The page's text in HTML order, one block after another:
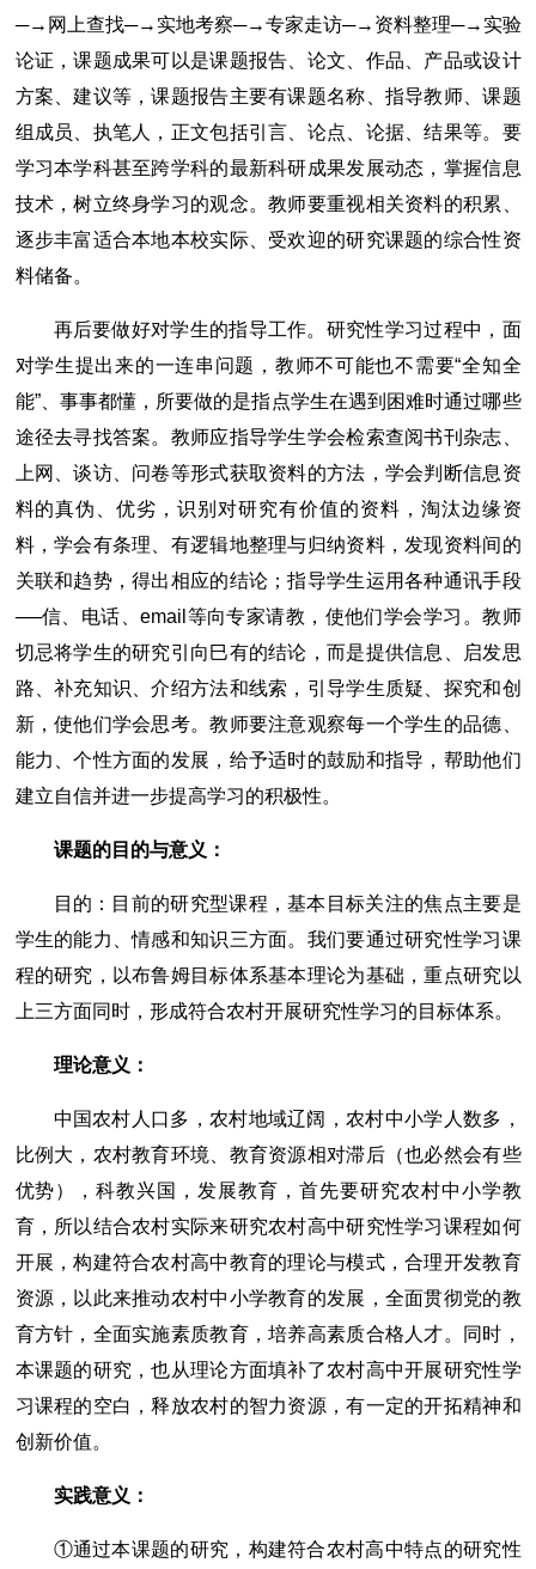
─→网上查找─→实地考察─→专家走访─→资料整理─→实验
论证，课题成果可以是课题报告、论文、作品、产品或设计
方案、建议等，课题报告主要有课题名称、指导教师、课题
组成员、执笔人，正文包括引言、论点、论据、结果等。要
学习本学科甚至跨学科的最新科研成果发展动态，掌握信息
技术，树立终身学习的观念。教师要重视相关资料的积累、
逐步丰富适合本地本校实际、受欢迎的研究课题的综合性资
料储备。
再后要做好对学生的指导工作。研究性学习过程中，面
对学生提出来的一连串问题，教师不可能也不需要“全知全
能”、事事都懂，所要做的是指点学生在遇到困难时通过哪些
途径去寻找答案。教师应指导学生学会检索查阅书刊杂志、
上网、谈访、问卷等形式获取资料的方法，学会判断信息资
料的真伪、优劣，识别对研究有价值的资料，淘汰边缘资
料，学会有条理、有逻辑地整理与归纳资料，发现资料间的
关联和趋势，得出相应的结论；指导学生运用各种通讯手段
──信、电话、email等向专家请教，使他们学会学习。教师
切忌将学生的研究引向巳有的结论，而是提供信息、启发思
路、补充知识、介绍方法和线索，引导学生质疑、探究和创
新，使他们学会思考。教师要注意观察每一个学生的品德、
能力、个性方面的发展，给予适时的鼓励和指导，帮助他们
建立自信并进一步提高学习的积极性。
课题的目的与意义：
目的：目前的研究型课程，基本目标关注的焦点主要是
学生的能力、情感和知识三方面。我们要通过研究性学习课
程的研究，以布鲁姆目标体系基本理论为基础，重点研究以
上三方面同时，形成符合农村开展研究性学习的目标体系。
理论意义：
中国农村人口多，农村地域辽阔，农村中小学人数多，
比例大，农村教育环境、教育资源相对滞后（也必然会有些
优势），科教兴国，发展教育，首先要研究农村中小学教
育，所以结合农村实际来研究农村高中研究性学习课程如何
开展，构建符合农村高中教育的理论与模式，合理开发教育
资源，以此来推动农村中小学教育的发展，全面贯彻党的教
育方针，全面实施素质教育，培养高素质合格人才。同时，
本课题的研究，也从理论方面填补了农村高中开展研究性学
习课程的空白，释放农村的智力资源，有一定的开拓精神和
创新价值。
实践意义：
①通过本课题的研究，构建符合农村高中特点的研究性